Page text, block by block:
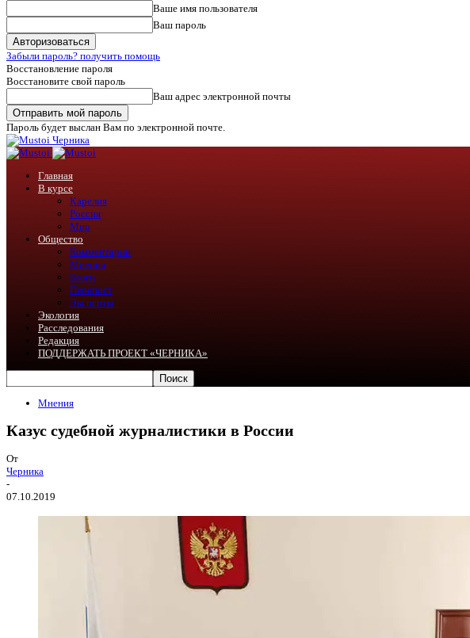
Ваше имя пользователя
Ваш пароль
Забыли пароль? получить помощь
Восстановление пароля
Восстановите свой пароль
Ваш адрес электронной почты
Пароль будет выслан Вам по электронной почте.
Черника
Главная
В курсе
Карелия
Россия
Мир
Общество
Комментарии
Мнения
Блоги
Перепост
Эксперты
Экология
Расследования
Редакция
ПОДДЕРЖАТЬ ПРОЕКТ «ЧЕРНИКА»
Мнения
Казус судебной журналистики в России
От
Черника
-
07.10.2019